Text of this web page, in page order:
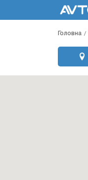
Головна